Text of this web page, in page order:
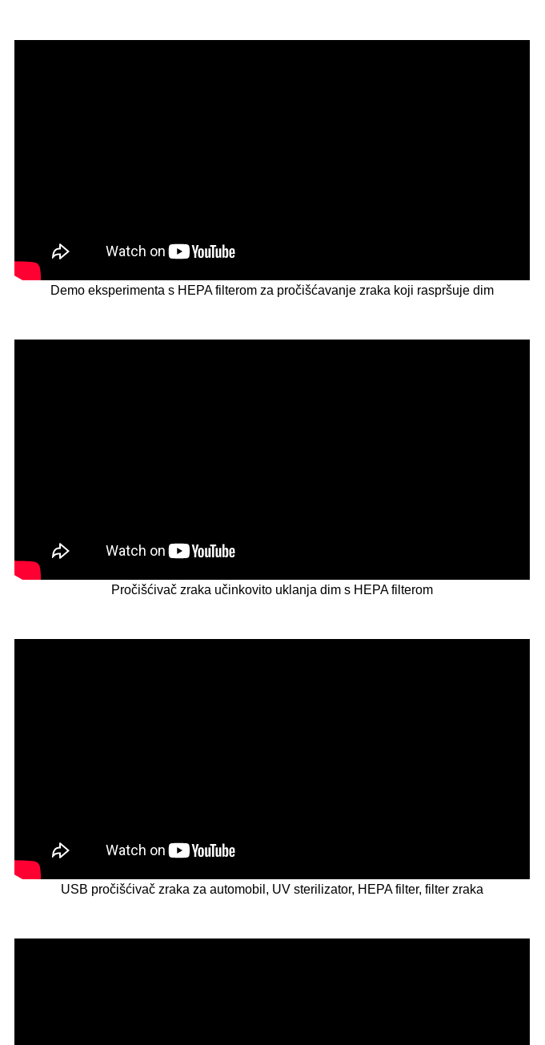
Demo eksperimenta s HEPA filterom za pročišćavanje zraka koji raspršuje dim
Pročišćivač zraka učinkovito uklanja dim s HEPA filterom
USB pročišćivač zraka za automobil, UV sterilizator, HEPA filter, filter zraka